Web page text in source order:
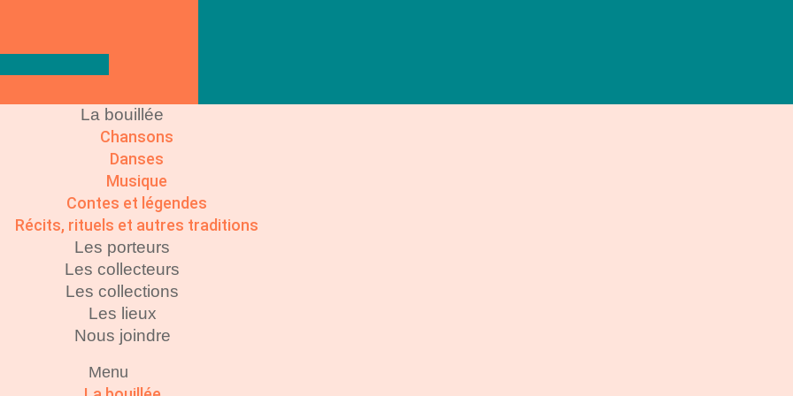
La bouillée
Chansons
Danses
Musique
Contes et légendes
Récits, rituels et autres traditions
Les porteurs
Les collecteurs
Les collections
Les lieux
Nous joindre
Menu